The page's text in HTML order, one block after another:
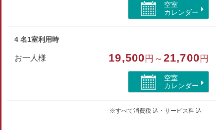
空室
カレンダー
4 名1室利用時
お一人様 19,500 円～21,700 円
空室
カレンダー
※すべて消費税 込・サービス料 込